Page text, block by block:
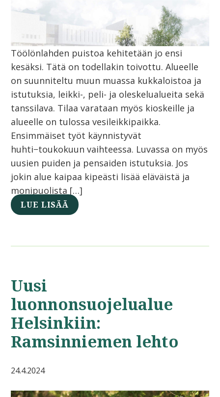
Töölönlahden puistoa kehitetään jo ensi
kesäksi. Tätä on todellakin toivottu. Alueelle
on suunniteltu muun muassa kukkaloistoa ja
istutuksia, leikki-, peli- ja oleskelualueita sekä
tanssilava. Tilaa varataan myös kioskeille ja
alueelle on tulossa vesileikkipaikka.
Ensimmäiset työt käynnistyvät
huhti−toukokuun vaihteessa. Luvassa on myös
uusien puiden ja pensaiden istutuksia. Jos
jokin alue kaipaa kipeästi lisää eläväistä ja
monipuolista […]
LUE LISÄÄ
Uusi
luonnonsuojelualue
Helsinkiin:
Ramsinniemen lehto
24.4.2024